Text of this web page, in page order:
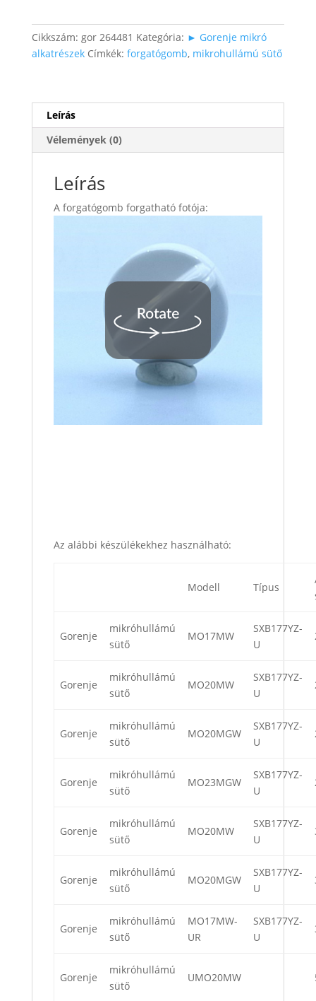
Cikkszám: gor 264481 Kategória: ► Gorenje mikró
alkatrészek Címkék: forgatógomb, mikrohullámú sütő
Leírás
Vélemények (0)
Leírás
A forgatógomb forgatható fotója:
Az alábbi készülékekhez használható:
Modell Típus
Gorenje
mikróhullámú
sütő
MO17MW
SXB177YZ-
U
Gorenje
mikróhullámú
sütő
MO20MW
SXB177YZ-
U
Gorenje
mikróhullámú
sütő
MO20MGW
SXB177YZ-
U
Gorenje
mikróhullámú
sütő
MO23MGW
SXB177YZ-
U
Gorenje
mikróhullámú
sütő
MO20MW
SXB177YZ-
U
Gorenje
mikróhullámú
sütő
MO20MGW
SXB177YZ-
U
Gorenje
mikróhullámú
sütő
MO17MW-
UR
SXB177YZ-
U
Gorenje
mikróhullámú
sütő
UMO20MW